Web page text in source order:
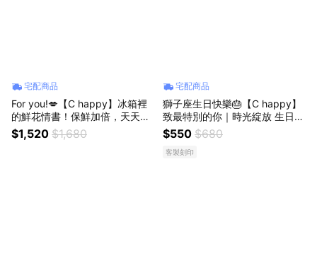
宅配商品
For you!💋【C happy】冰箱裡
的鮮花情書！保鮮加倍，天天告
白_獨家冰箱花
$1,520 $1,680
宅配商品
獅子座生日快樂🎂【C happy】
致最特別的你｜時光綻放 生日祝
福情書信封花禮_可代寫祝福_可
掛式
$550 $680
客製刻印